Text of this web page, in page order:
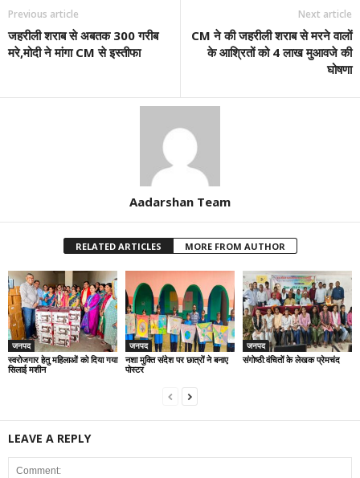
Previous article
जहरीली शराब से अबतक 300 गरीब
मरे,मोदी ने मांगा CM से इस्तीफा
Next article
CM ने की जहरीली शराब से मरने वालों
के आश्रितों को 4 लाख मुआवजे की
घोषणा
Aadarshan Team
RELATED ARTICLES MORE FROM AUTHOR
जनपद
स्वरोजगार हेतु महिलाओं को दिया गया
सिलाई मशीन
जनपद
नशा मुक्ति संदेश पर छात्रों ने बनाए
पोस्टर
जनपद
संगोष्ठी:वंचितों के लेखक प्रेमचंद
LEAVE A REPLY